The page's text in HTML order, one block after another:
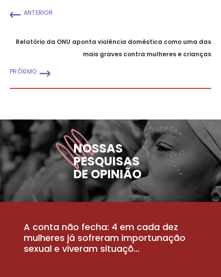
ANTERIOR
Relatório da ONU aponta violência doméstica como uma das
mais graves contra mulheres e crianças
PRÓXIMO
NOSSAS
PESQUISAS
DE OPINIÃO
A conta não fecha: 4 em cada dez
mulheres já sofreram importunação
sexual e viveram situaçõ...